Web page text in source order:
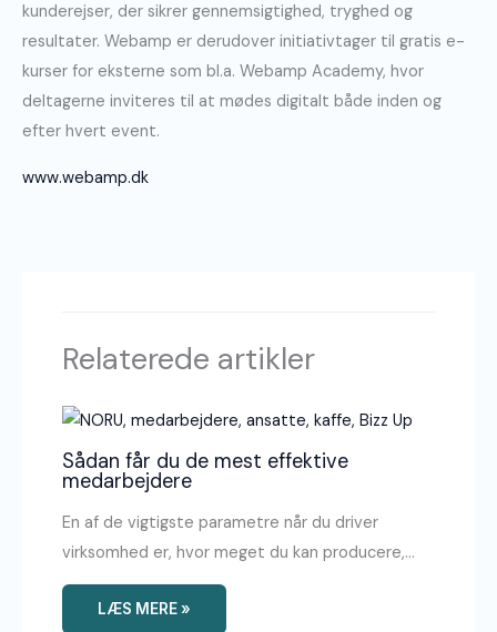
kunderejser, der sikrer gennemsigtighed, tryghed og
resultater. Webamp er derudover initiativtager til gratis e-
kurser for eksterne som bl.a. Webamp Academy, hvor
deltagerne inviteres til at mødes digitalt både inden og
efter hvert event.
www.webamp.dk
Relaterede artikler
Sådan får du de mest effektive
medarbejdere
En af de vigtigste parametre når du driver
virksomhed er, hvor meget du kan producere,…
LÆS MERE »